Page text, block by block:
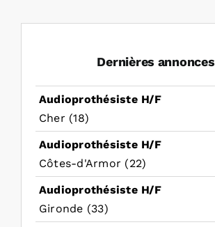
Dernières annonces
Audioprothésiste H/F
Cher (18)
Audioprothésiste H/F
Côtes-d'Armor (22)
Audioprothésiste H/F
Gironde (33)